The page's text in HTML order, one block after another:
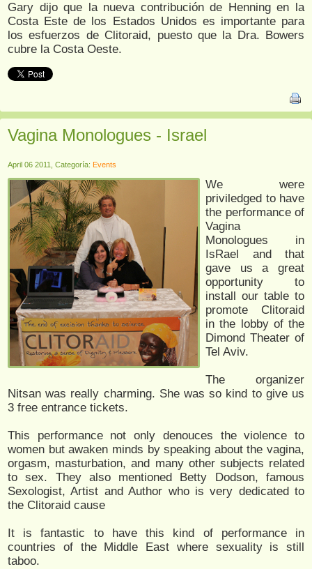
Gary dijo que la nueva contribución de Henning en la
Costa Este de los Estados Unidos es importante para
los esfuerzos de Clitoraid, puesto que la Dra. Bowers
cubre la Costa Oeste.
Vagina Monologues - Israel
April 06 2011, Categoría: Events
We were
priviledged to have
the performance of
Vagina
Monologues in
IsRael and that
gave us a great
opportunity to
install our table to
promote Clitoraid
in the lobby of the
Dimond Theater of
Tel Aviv.
The organizer
Nitsan was really charming. She was so kind to give us
3 free entrance tickets.
This performance not only denouces the violence to
women but awaken minds by speaking about the vagina,
orgasm, masturbation, and many other subjects related
to sex. They also mentioned Betty Dodson, famous
Sexologist, Artist and Author who is very dedicated to
the Clitoraid cause
It is fantastic to have this kind of performance in
countries of the Middle East where sexuality is still
taboo.